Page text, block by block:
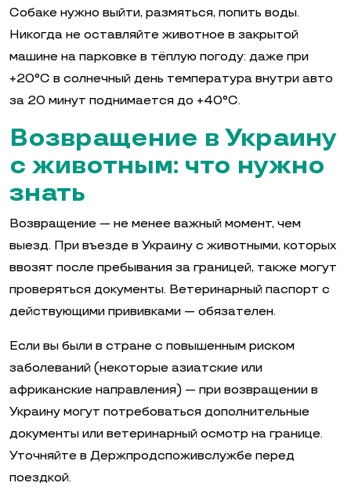
Собаке нужно выйти, размяться, попить воды.
Никогда не оставляйте животное в закрытой
машине на парковке в тёплую погоду: даже при
+20°C в солнечный день температура внутри авто
за 20 минут поднимается до +40°C.
Возвращение в Украину
с животным: что нужно
знать
Возвращение — не менее важный момент, чем
выезд. При въезде в Украину с животными, которых
ввозят после пребывания за границей, также могут
проверяться документы. Ветеринарный паспорт с
действующими прививками — обязателен.
Если вы были в стране с повышенным риском
заболеваний (некоторые азиатские или
африканские направления) — при возвращении в
Украину могут потребоваться дополнительные
документы или ветеринарный осмотр на границе.
Уточняйте в Держпродспоживслужбе перед
поездкой.